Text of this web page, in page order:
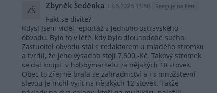
ZŠ Zbyněk Šeděnka 13.6.2026 14:58 Reaguje na Petr
Fakt se divíte?
Kdysi jsem viděl reportáž z jednoho ostravského
obvodu. Bylo to v létě, kdy bylo dlouhodobé sucho.
Zastuoitel obvodu stál s redaktorem u mladého stromku
a tvrdil, že jeho výsadba stojí 7.600,-Kč. Takový stromek
se dal koupit v hobbymarketu za nějakých 18 stovek.
Obec to zřejmě brala ze zahradnictví a i s množstevní
slevou je mohl vyjít na nějakých 12 stovek. Takže